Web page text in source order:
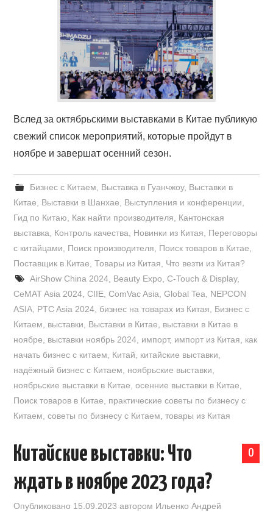
OPENCHINA
ТОВАРЫ ИЗ КИТАЯ
КОНТАКТЫ
Вслед за октябрьскими выставками в Китае публикую
свежий список мероприятий, которые пройдут в
ноябре и завершат осенний сезон.
Бизнес с Китаем Выставка в Гуанчжоу, Выставки в
Китае
Выставки в Шанхае Выступления и конференции
Гид по Китаю
Как найти производителя
Кантонская
выставка
Контроль качества Новинки из Китая
Переговоры
с китайцами
Поиск производителя Поиск товаров в Китае
Поставщик в Китае ,Товары из Китая
Что везти из Китая?
AirShow China 2024, Beauty Expo C-Touch & Display,
CeMAT Asia 2024 ,CIIE ,ComVac Asia ,Global Tea
NEPCON
ASIA PTC Asia 2024 бизнес на товарах из Китая
Бизнес с
Китаем
выставки Выставки в Китае
выставки в Китае в
ноябре
выставки ноябрь 2024 импорт, импорт из Китая
как
начать бизнес с китаем
Китай китайские выставки
надёжный бизнес с Китаем
ноябрьские выставки
ноябрьские выставки в Китае ,осенние выставки в Китае
Поиск товаров в Китае
практические советы по бизнесу с
Китаем ,советы по бизнесу с Китаем ,товары из Китая
0
Китайские выставки: Что
ждать в ноябре 2023 года?
Опубликовано 15.09.2023 автором Ильенко Андрей